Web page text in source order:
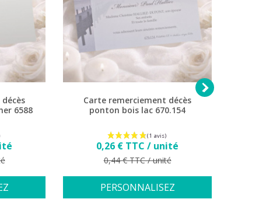
6588
Carte remerciement décès
ponton bois lac 670.154
Prix
0,26 € TTC / unité
Prix de base
0,44 € TTC / unité
PERSONNALISEZ
